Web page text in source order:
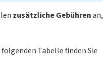
zusätzliche Gebührenan,
Tabelle finden Sie